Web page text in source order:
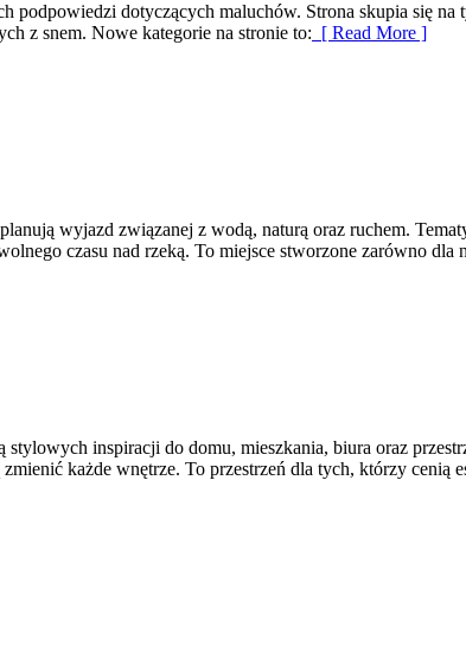
dotyczących maluchów. Strona skupia się
z snem. Nowe kategorie na stronie to: [ Read More ]
wyjazd związanej z wodą, naturą oraz ruchem.
czasu nad rzeką. To miejsce stworzone zarówno dla
inspiracji do domu, mieszkania, biura oraz
każde wnętrze. To przestrzeń dla tych, którzy cenią